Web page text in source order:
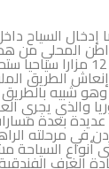
إدخال السياح
المحلي من
أضافت: لدينا حاليا 12
الطريق
شبيه
والذي يجري
بعدة
في مرحلته
أنواع